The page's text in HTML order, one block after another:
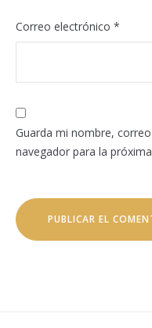
Correo electrónico *
Guarda mi nombre,
navegador para la